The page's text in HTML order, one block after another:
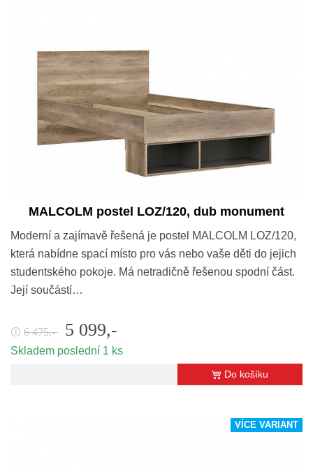
MALCOLM postel LOZ/120, dub monument
Moderní a zajímavě řešená je postel MALCOLM LOZ/120,
která nabídne spací místo pro vás nebo vaše děti do jejich
studentského pokoje. Má netradičně řešenou spodní část.
Její součástí…
🛈 6 475,- 5 099,-
Skladem poslední 1 ks
Do košíku
VÍCE VARIANT